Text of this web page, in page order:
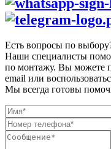
Есть вопросы по
Наши специалисты
по монтажу. Вы можете
email или
Мы всегда готовы